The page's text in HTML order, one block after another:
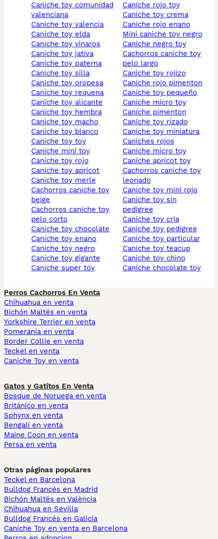
caniche toy comunidad
valenciana
caniche toy valencia
caniche toy elda
caniche toy vinaros
caniche toy jativa
caniche toy paterna
caniche toy silla
caniche toy oropesa
caniche toy requena
caniche toy alicante
caniche toy hembra
caniche toy macho
caniche toy blanco
caniche toy toy
caniche mini toy
caniche toy rojo
caniche toy apricot
caniche toy merle
cachorros caniche toy
beige
cachorros caniche toy
pelo corto
caniche toy chocolate
caniche toy enano
caniche toy negro
caniche toy gigante
caniche super toy
caniche rojo toy
caniche toy crema
caniche rojo enano
mini caniche toy negro
caniche negro toy
cachorros caniche toy
pelo largo
caniche toy rojizo
caniche rojo pimenton
caniche toy pequeño
caniche micro toy
caniche pimenton
caniche toy rizado
caniche toy miniatura
caniches rojos
caniche micro toy
caniche apricot toy
cachorros caniche toy
leonado
caniche toy mini rojo
caniche toy sin
pedigree
caniche toy cria
caniche toy pedigree
caniche toy particular
caniche toy teacup
caniche toy chino
caniche chocolate toy
Perros Cachorros En Venta
Chihuahua en venta
Bichón Maltés en venta
Yorkshire Terrier en venta
Pomerania en venta
Border Collie en venta
Teckel en venta
Caniche Toy en venta
Gatos y Gatitos En Venta
Bosque de Noruega en venta
Británico en venta
Sphynx en venta
Bengalí en venta
Maine Coon en venta
Persa en venta
Otras páginas populares
Teckel en Barcelona
Bulldog Francés en Madrid
Bichón Maltés en València
Chihuahua en Sevilla
Bulldog Francés en Galicia
Caniche Toy en venta en Barcelona